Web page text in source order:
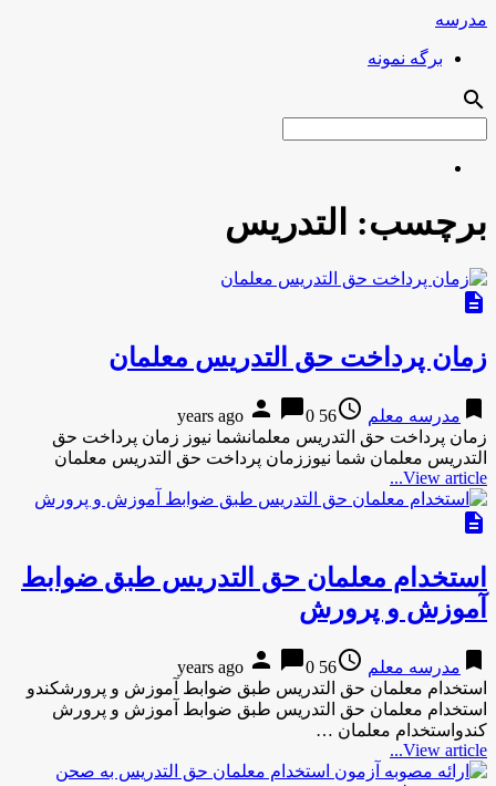
مدرسه
برگه نمونه
search
برچسب: التدریس
description
زمان پرداخت حق التدریس معلمان
bookmark مدرسه معلم access_time
56 years ago
person chat_bubble0
زمان پرداخت حق التدریس معلمانشما نیوز زمان پرداخت حق
التدریس معلمان شما نیوززمان پرداخت حق التدریس معلمان
View article...
description
استخدام معلمان حق التدریس طبق ضوابط
آموزش و پرورش
bookmark مدرسه معلم access_time
56 years ago
person chat_bubble0
استخدام معلمان حق التدریس طبق ضوابط آموزش و پرورشکندو
استخدام معلمان حق التدریس طبق ضوابط آموزش و پرورش
کندواستخدام معلمان …
View article...